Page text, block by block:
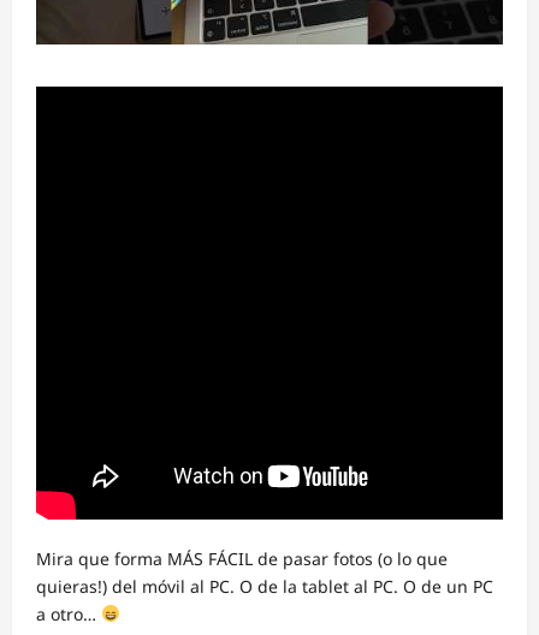
Mira que forma MÁS FÁCIL de pasar fotos (o lo que
quieras!) del móvil al PC. O de la tablet al PC. O de un PC
a otro…